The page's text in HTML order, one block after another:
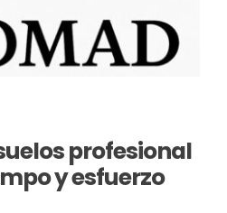
profesional
y esfuerzo